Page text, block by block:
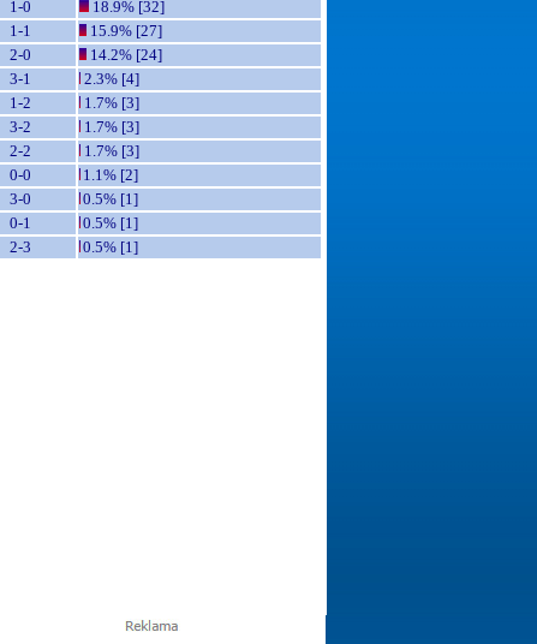
1-0
18.9% [32]
1-1
15.9% [27]
2-0
14.2% [24]
3-1
2.3% [4]
1-2
1.7% [3]
3-2
1.7% [3]
2-2
1.7% [3]
0-0
1.1% [2]
3-0
0.5% [1]
0-1
0.5% [1]
2-3
0.5% [1]